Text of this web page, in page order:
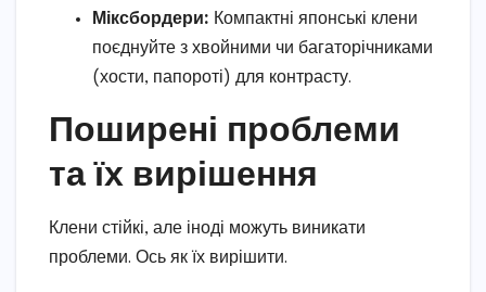
Міксбордери: Компактні японські клени
поєднуйте з хвойними чи багаторічниками
(хости, папороті) для контрасту.
Поширені проблеми
та їх вирішення
Клени стійкі, але іноді можуть виникати
проблеми. Ось як їх вирішити.